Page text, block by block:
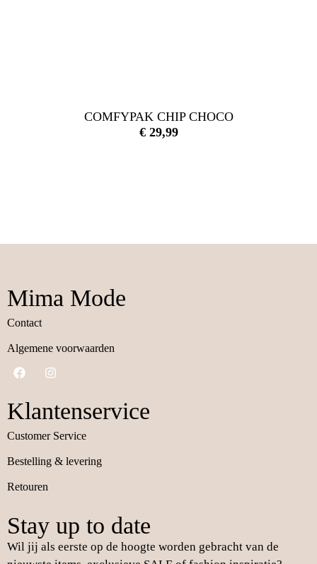
COMFYPAK CHIP CHOCO
€29,99
Mima Mode
Contact
Algemene voorwaarden
Klantenservice
Customer Service
Bestelling & levering
Retouren
Stay up to date
Wil jij als eerste op de hoogte worden gebracht van de